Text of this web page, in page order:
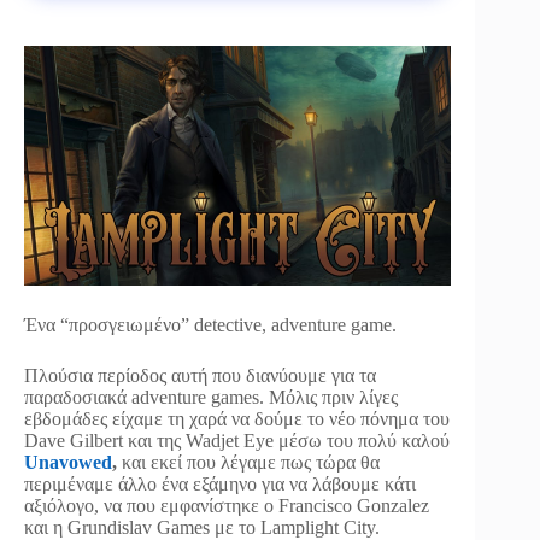
Ένα “προσγειωμένο” detective, adventure game.
Πλούσια περίοδος αυτή που διανύουμε για τα
παραδοσιακά adventure games. Μόλις πριν λίγες
εβδομάδες είχαμε τη χαρά να δούμε το νέο πόνημα του
Dave Gilbert και της Wadjet Eye μέσω του πολύ καλού
Unavowed, και εκεί που λέγαμε πως τώρα θα
περιμέναμε άλλο ένα εξάμηνο για να λάβουμε κάτι
αξιόλογο, να που εμφανίστηκε ο Francisco Gonzalez
και η Grundislav Games με το Lamplight City.